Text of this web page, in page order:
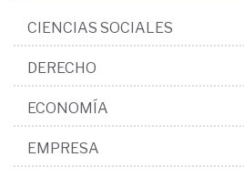
CIENCIAS SOCIALES
DERECHO
ECONOMÍA
EMPRESA